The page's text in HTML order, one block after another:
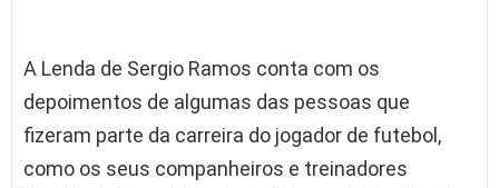
A Lenda de Sergio Ramos conta com os
depoimentos de algumas das pessoas que
fizeram parte da carreira do jogador de futebol,
como os seus companheiros e treinadores